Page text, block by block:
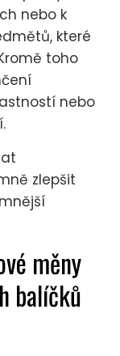
nebo k
které
toho
nebo
zlepšit
měny
balíčků